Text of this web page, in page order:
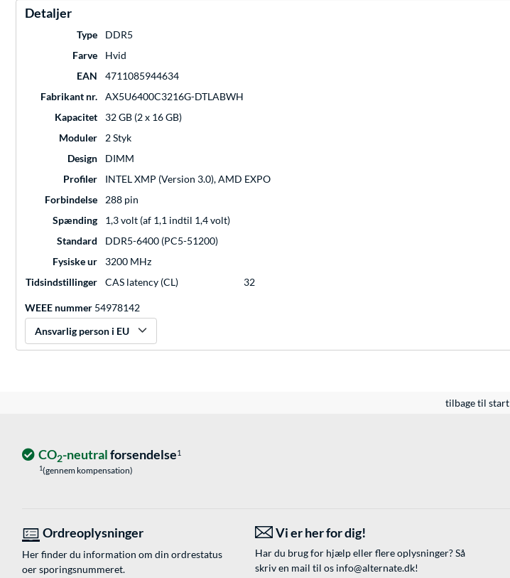
Detaljer
Type
DDR5
Farve
Hvid
EAN
4711085944634
Fabrikant nr.
AX5U6400C3216G-DTLABWH
Kapacitet
32 GB (2 x 16 GB)
Moduler
2 Styk
Design
DIMM
Profiler
INTEL XMP (Version 3.0), AMD EXPO
Forbindelse
288 pin
Spænding
1,3 volt (af 1,1 indtil 1,4 volt)
Standard
DDR5-6400 (PC5-51200)
Fysiske ur
3200 MHz
Tidsindstillinger
CAS latency (CL) 32
WEEE nummer 54978142
Ansvarlig person i EU
tilbage til start
CO2-neutralforsendelse1
1(gennem kompensation)
Ordreoplysninger
Her finder du information om din ordrestatus
oer sporingsnummeret.
Vi er her for dig!
Har du brug for hjælp eller flere oplysninger? Så
skriv en mail til os info@alternate.dk!